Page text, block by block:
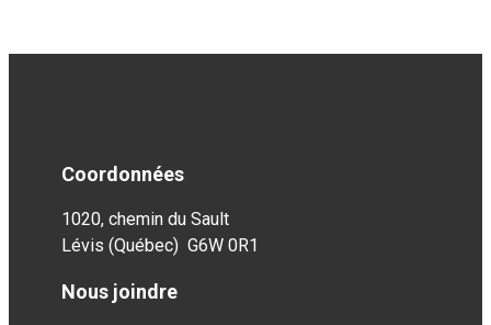
Coordonnées
1020, chemin du Sault
Lévis (Québec) G6W 0R1
Nous joindre